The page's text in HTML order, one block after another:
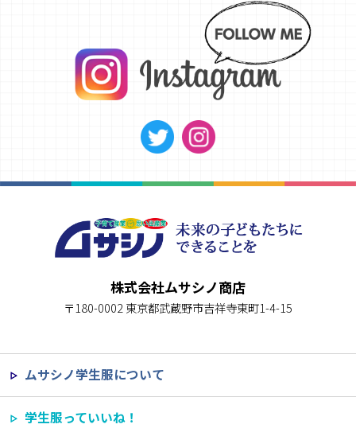
株式会社ムサシノ商店
〒180-0002 東京都武蔵野市吉祥寺東町1-4-15
ムサシノ学生服について
学生服っていいね！